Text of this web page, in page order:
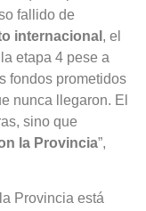
fallido de
internacional , el
etapa 4 pese a
fondos prometidos
nunca llegaron. El
sino que
la Provincia”,
Provincia está